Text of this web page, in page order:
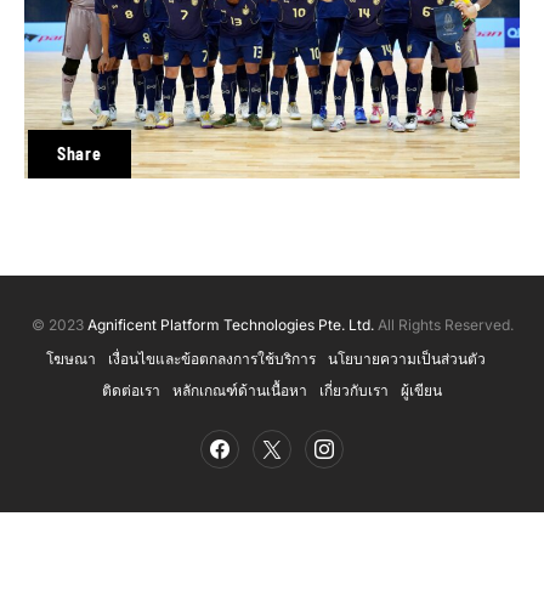
Share
© 2023 Agnificent Platform Technologies Pte. Ltd. All Rights Reserved.
โฆษณา เงื่อนไขและข้อตกลงการใช้บริการ
นโยบายความเป็นส่วนตัว
ติดต่อเรา
หลักเกณฑ์ด้านเนื้อหา เกี่ยวกับเรา ผู้เขียน